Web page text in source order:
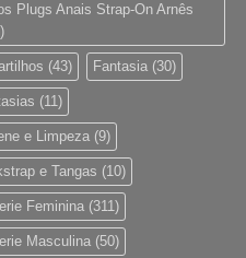
Plugs Anais Strap-On Arnês
(43) Fantasia (30)
(11)
e Limpeza (9)
e Tangas (10)
Feminina (311)
Masculina (50)